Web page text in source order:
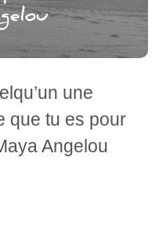
une
que tu es pour
Angelou